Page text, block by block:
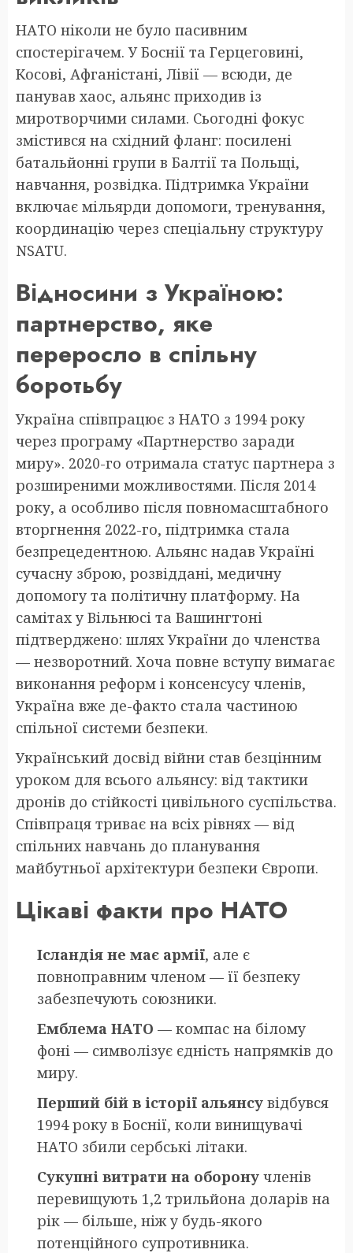
НАТО ніколи не було пасивним
спостерігачем. У Боснії та Герцеговині,
Косові, Афганістані, Лівії — всюди, де
панував хаос, альянс приходив із
миротворчими силами. Сьогодні фокус
змістився на східний фланг: посилені
батальйонні групи в Балтії та Польщі,
навчання, розвідка. Підтримка України
включає мільярди допомоги, тренування,
координацію через спеціальну структуру
NSATU.
Відносини з Україною:
партнерство, яке
переросло в спільну
боротьбу
Україна співпрацює з НАТО з 1994 року
через програму «Партнерство заради
миру». 2020-го отримала статус партнера з
розширеними можливостями. Після 2014
року, а особливо після повномасштабного
вторгнення 2022-го, підтримка стала
безпрецедентною. Альянс надав Україні
сучасну зброю, розвіддані, медичну
допомогу та політичну платформу. На
самітах у Вільнюсі та Вашингтоні
підтверджено: шлях України до членства
— незворотний. Хоча повне вступу вимагає
виконання реформ і консенсусу членів,
Україна вже де-факто стала частиною
спільної системи безпеки.
Український досвід війни став безцінним
уроком для всього альянсу: від тактики
дронів до стійкості цивільного суспільства.
Співпраця триває на всіх рівнях — від
спільних навчань до планування
майбутньої архітектури безпеки Європи.
Цікаві факти про НАТО
Ісландія не має армії, але є
повноправним членом — її безпеку
забезпечують союзники.
Емблема НАТО — компас на білому
фоні — символізує єдність напрямків до
миру.
Перший бій в історії альянсу відбувся
1994 року в Боснії, коли винищувачі
НАТО збили сербські літаки.
Сукупні витрати на оборону членів
перевищують 1,2 трильйона доларів на
рік — більше, ніж у будь-якого
потенційного супротивника.